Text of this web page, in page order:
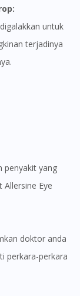
Malaysian
over to
terjadinya
Eye
perkara-perkara